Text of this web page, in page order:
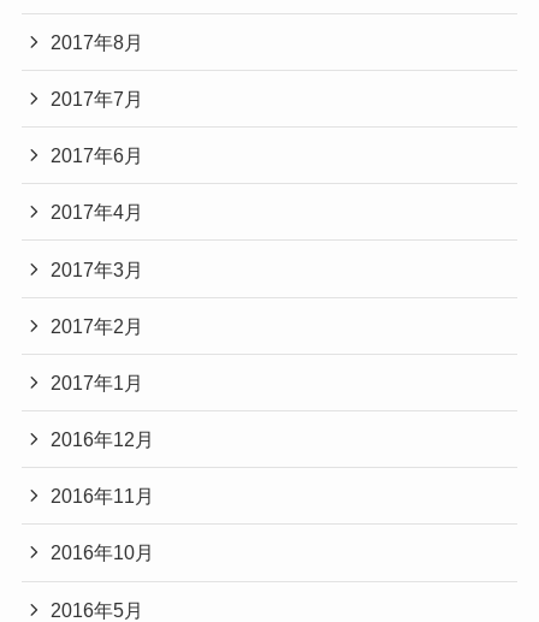
2017年8月
2017年7月
2017年6月
2017年4月
2017年3月
2017年2月
2017年1月
2016年12月
2016年11月
2016年10月
2016年5月